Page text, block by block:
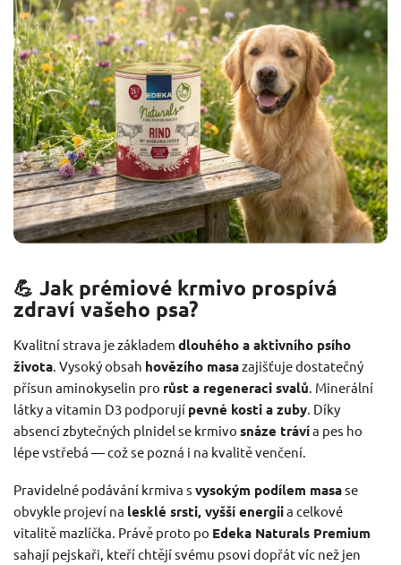
💪 Jak prémiové krmivo prospívá
zdraví vašeho psa?
Kvalitní strava je základem dlouhého a aktivního psího
života. Vysoký obsah hovězího masazajišťuje dostatečný
přísun aminokyselin pro růst a regeneraci svalů. Minerální
látky a vitamin D3 podporují pevné kosti a zuby. Díky
absenci zbytečných plnidel se krmivo snáze trávía pes ho
lépe vstřebá — což se pozná i na kvalitě venčení.
Pravidelné podávání krmiva s vysokým podílem masase
obvykle projeví na lesklé srsti, vyšší energiia celkové
vitalitě mazlíčka. Právě proto po Edeka Naturals Premium
sahají pejskaři, kteří chtějí svému psovi dopřát víc než jen